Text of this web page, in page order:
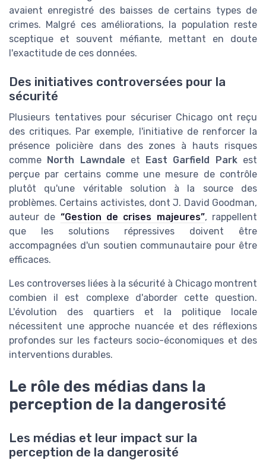
avaient enregistré des baisses de certains types de
crimes. Malgré ces améliorations, la population reste
sceptique et souvent méfiante, mettant en doute
l'exactitude de ces données.
Des initiatives controversées pour la
sécurité
Plusieurs tentatives pour sécuriser Chicago ont reçu
des critiques. Par exemple, l'initiative de renforcer la
présence policière dans des zones à hauts risques
comme
North Lawndale et East Garfield Parkest
perçue par certains comme une mesure de contrôle
plutôt qu'une véritable solution à la source des
problèmes. Certains activistes, dont J. David Goodman,
auteur de “Gestion de crises majeures”, rappellent
que les solutions répressives doivent être
accompagnées d'un soutien communautaire pour être
efficaces.
Les controverses liées à la sécurité à Chicago montrent
combien il est complexe d'aborder cette question.
L'évolution des quartiers et la politique locale
nécessitent une approche nuancée et des réflexions
profondes sur les facteurs socio-économiques et des
interventions durables.
Le rôle des médias dans la
perception de la dangerosité
Les médias et leur impact sur la
perception de la dangerosité